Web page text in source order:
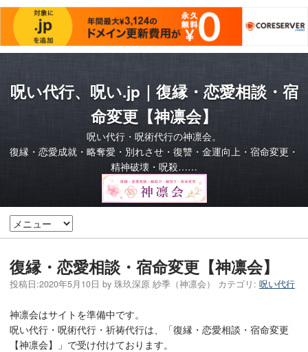
呪い代行、呪い.jp｜復縁・恋愛相談・宿
命変更【神凛会】
呪い代行・呪術代行の神凛会。
復縁・恋愛成就・略奪愛・別れさせ・復讐・金運向上・宿命変更・
精神破壊・呪殺……
復縁・恋愛相談・宿命変更【神凛会】
投稿日:2020年5月10日 by 珠玖深原 紗季（神凛会） カテゴリ: 呪い代行
神凛会はサイトを準備中です。
呪い代行・呪術代行・祈祷代行は、「復縁・恋愛相談・宿命変更
【神凛会】」で受け付けております。